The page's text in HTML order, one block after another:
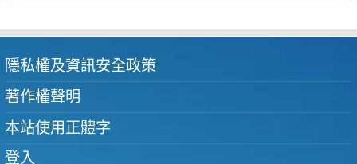
隱私權及資訊安全政策
著作權聲明
本站使用正體字
登入